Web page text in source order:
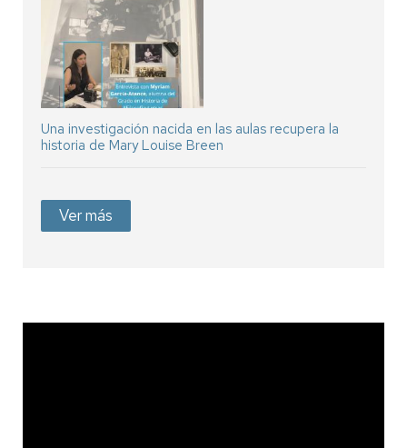
Una investigación nacida en las aulas recupera la
historia de Mary Louise Breen
Ver más